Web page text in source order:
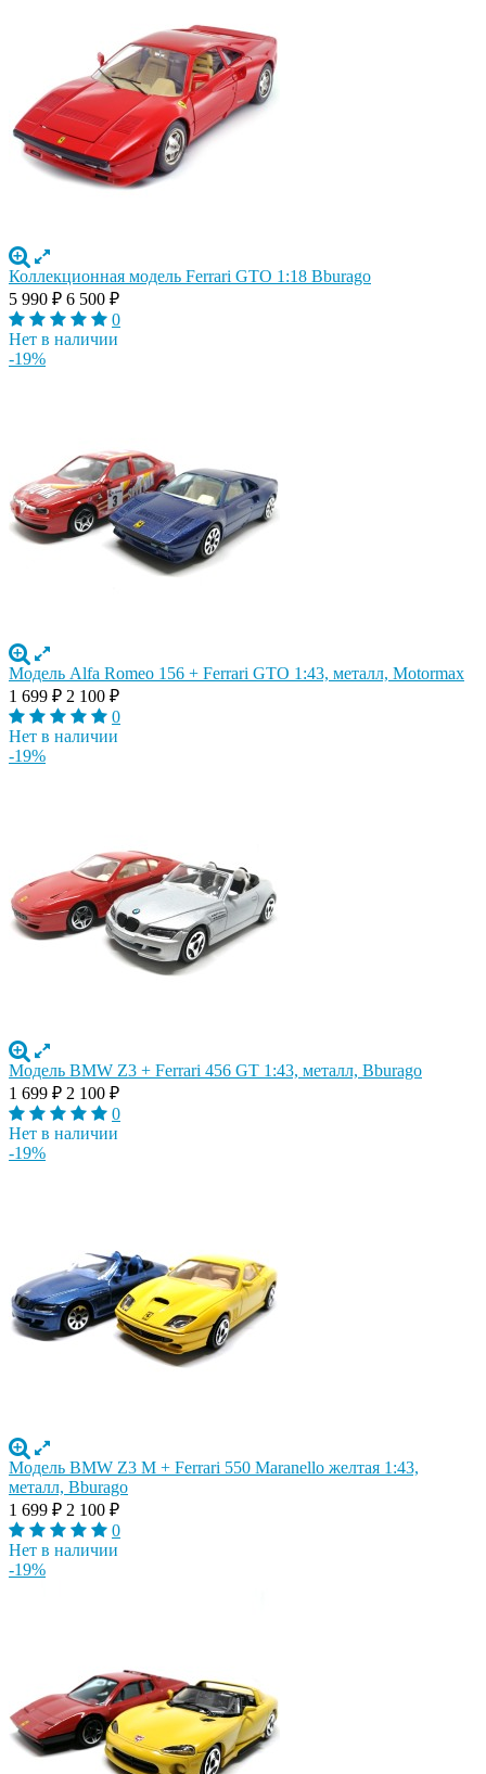
Коллекционная модель Ferrari GTO 1:18 Bburago
5 990 ₽ 6 500 ₽
0
Нет в наличии
-19%
Модель Alfa Romeo 156 + Ferrari GTO 1:43, металл, Motormax
1 699 ₽ 2 100 ₽
0
Нет в наличии
-19%
Модель BMW Z3 + Ferrari 456 GT 1:43, металл, Bburago
1 699 ₽ 2 100 ₽
0
Нет в наличии
-19%
Модель BMW Z3 M + Ferrari 550 Maranello желтая 1:43,
металл, Bburago
1 699 ₽ 2 100 ₽
0
Нет в наличии
-19%